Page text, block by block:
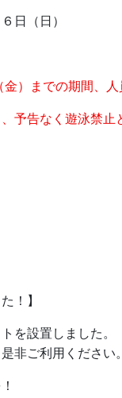
日（日）
）までの期間、人
告なく遊泳禁止
！】
を設置しました。
非ご利用ください